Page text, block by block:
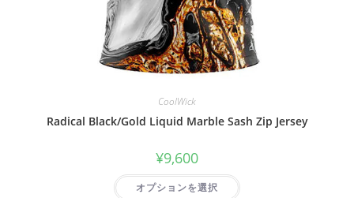
CoolWick
Radical Black/Gold Liquid Marble Sash Zip Jersey
¥9,600
オプションを選択